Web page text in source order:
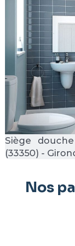
Siège
(33350) -
Nos